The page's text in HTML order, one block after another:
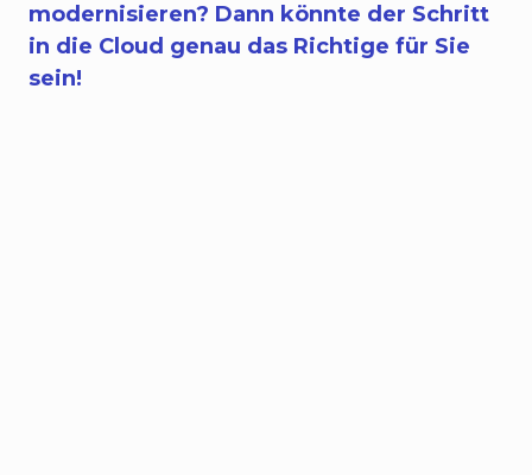
modernisieren? Dann könnte der Schritt
in die Cloud genau das Richtige für Sie
sein!